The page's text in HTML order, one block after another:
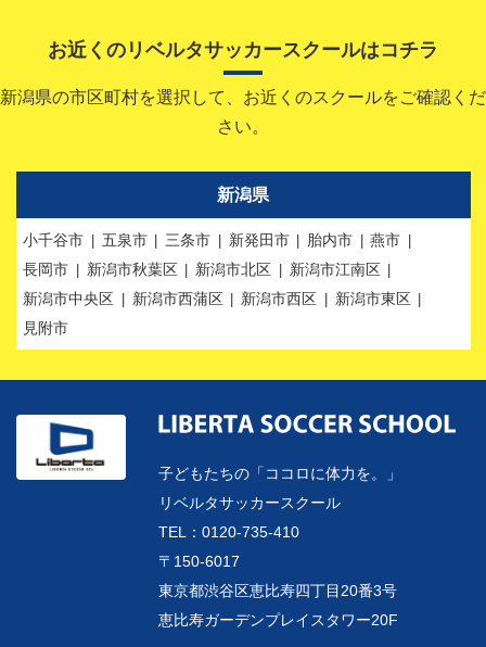
お近くのリベルタサッカースクールはコチラ
新潟県の市区町村を選択して、お近くのスクールをご確認くだ
さい。
新潟県
小千谷市 五泉市 三条市 新発田市 胎内市
燕市
長岡市
新潟市秋葉区 新潟市北区
新潟市江南区
新潟市中央区
新潟市西蒲区 新潟市西区
新潟市東区
見附市
子どもたちの「ココロに体力を。」
リベルタサッカースクール
TEL：0120-735-410
〒150-6017
東京都渋谷区恵比寿四丁目20番3号
恵比寿ガーデンプレイスタワー20F